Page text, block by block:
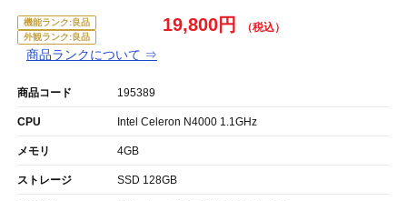
機能ランク:良品
外観ランク:良品
商品ランクについて ⇒
19,800円
商品コード 195389
CPU Intel Celeron N4000 1.1GHz
メモリ 4GB
ストレージ SSD 128GB